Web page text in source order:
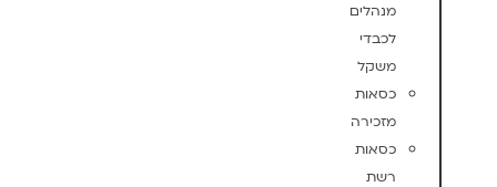
מנהלים
לכבדי
משקל
כסאות
מזכירה
כסאות
רשת